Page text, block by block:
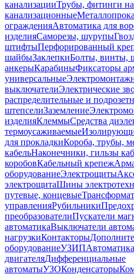
канализацииТрубы, фитинги
канализационные
огражденияАвтоматика для
изделияСаморезы, шурупы
штифтыПерфорированный
шайбыЗаклепкиБолты, винты,
анкерыКарабиныФиксаторы
универсальные
выключателиЭлектрические
распределительные и
штепселиЗаземление
изделияКлеммыСредства
термоусаживаемые
для прокладкиКороба, трубы,
кабельНаконечники, гильзы
коробовКабельный крепеж
оборудованиеЭлектрощиты
электрощитаШины
путевые, концевые
управленияРубильники
преобразователиПускатели
автоматикаВыключатели
нагрузкиКонтакторы
оборудованиеУЗИП
двигателяДифференциальные
автоматыУЗОКонденсаторы